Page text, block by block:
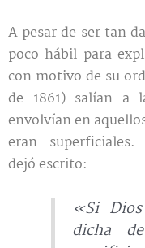
A pesar de ser tan
poco hábil para
con motivo de su
de 1861) salían a
envolvían en
eran
dejó escrito:
«Si
dicha